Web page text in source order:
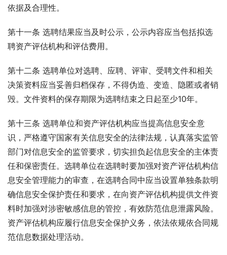
依据及合理性。
第十一条 选聘结果应当及时公示，公示内容应当包括拟选
聘资产评估机构和评估费用。
第十二条 选聘单位对选聘、应聘、评审、受聘文件和相关
决策资料应当妥善归档保存，不得伪造、变造、隐匿或者销
毁。文件资料的保存期限为选聘结束之日起至少10年。
第十三条 选聘单位和资产评估机构应当提高信息安全意
识，严格遵守国家有关信息安全的法律法规，认真落实监管
部门对信息安全的监管要求，切实担负起信息安全的主体责
任和保密责任。选聘单位在选聘时要加强对资产评估机构信
息安全管理能力的审查，在选聘合同中应当设置单独条款明
确信息安全保护责任和要求，在向资产评估机构提供文件资
料时加强对涉密敏感信息的管控，有效防范信息泄露风险。
资产评估机构应履行信息安全保护义务，依法依规依合同规
范信息数据处理活动。